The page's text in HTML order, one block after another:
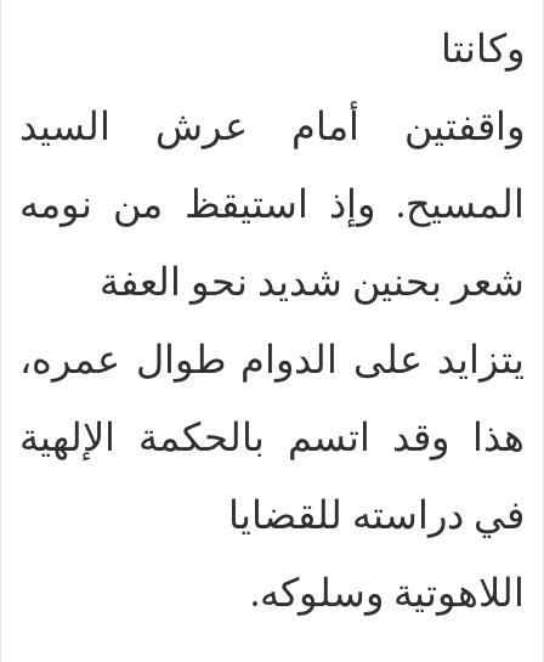
وكانتا
واقفتين أمام عرش السيد
المسيح. وإذ استيقظ من نومه
شعر بحنين شديد نحو العفة
يتزايد على الدوام طوال عمره،
هذا وقد اتسم بالحكمة الإلهية
في دراسته للقضايا
اللاهوتية وسلوكه.